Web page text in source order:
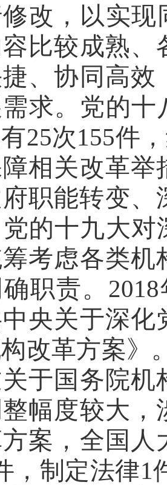
改，以实现
比较成熟、
、协同高
求。党的十
25次155件
相关改革举
职能转变、
党的十九大
考虑各类机
职责。
中央关于深
改革方案》
于国务院机
幅度较大，
案，全国人
，制定法律1